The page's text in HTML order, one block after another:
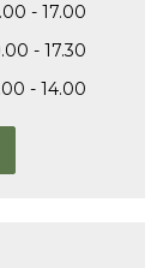
- 17.00
- 17.30
- 14.00